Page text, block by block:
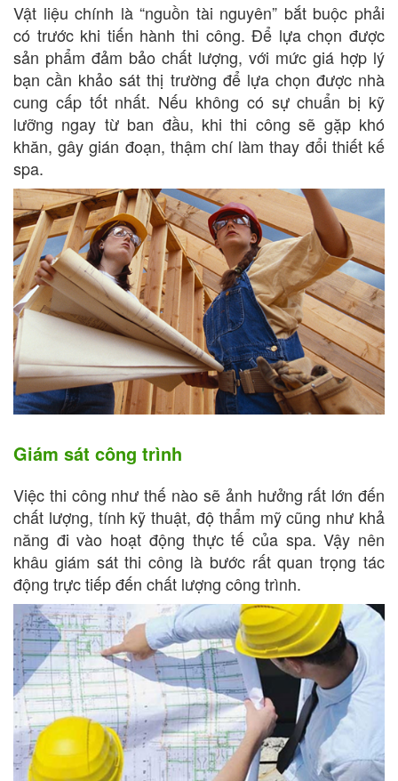
Vật liệu chính là “nguồn tài nguyên” bắt buộc phải
có trước khi tiến hành thi công. Để lựa chọn được
sản phẩm đảm bảo chất lượng, với mức giá hợp lý
bạn cần khảo sát thị trường để lựa chọn được nhà
cung cấp tốt nhất. Nếu không có sự chuẩn bị kỹ
lưỡng ngay từ ban đầu, khi thi công sẽ gặp khó
khăn, gây gián đoạn, thậm chí làm thay đổi thiết kế
spa.
Giám sát công trình
Việc thi công như thế nào sẽ ảnh hưởng rất lớn đến
chất lượng, tính kỹ thuật, độ thẩm mỹ cũng như khả
năng đi vào hoạt động thực tế của spa. Vậy nên
khâu giám sát thi công là bước rất quan trọng tác
động trực tiếp đến chất lượng công trình.